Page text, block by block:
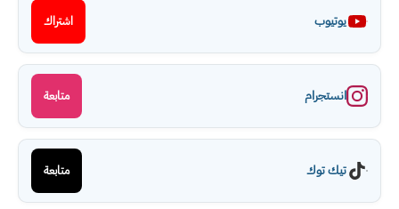
يوتيوب اشتراك
انستجرام متابعة
تيك توك متابعة